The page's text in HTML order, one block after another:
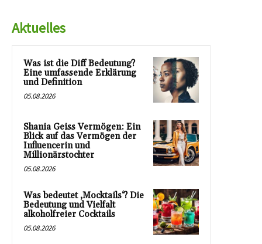
Aktuelles
Was ist die Diff Bedeutung?
Eine umfassende Erklärung
und Definition
05.08.2026
Shania Geiss Vermögen: Ein
Blick auf das Vermögen der
Influencerin und
Millionärstochter
05.08.2026
Was bedeutet ‚Mocktails‘? Die
Bedeutung und Vielfalt
alkoholfreier Cocktails
05.08.2026